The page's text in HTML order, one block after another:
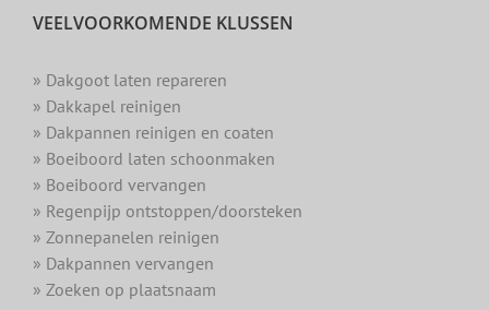
VEELVOORKOMENDE KLUSSEN
» Dakgoot laten repareren
» Dakkapel reinigen
» Dakpannen reinigen en coaten
» Boeiboord laten schoonmaken
» Boeiboord vervangen
» Regenpijp ontstoppen/doorsteken
» Zonnepanelen reinigen
» Dakpannen vervangen
» Zoeken op plaatsnaam